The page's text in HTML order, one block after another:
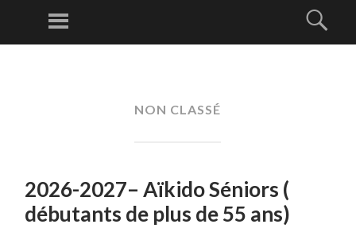
Menu
NON CLASSÉ
2026-2027– Aïkido Séniors (
débutants de plus de 55 ans)